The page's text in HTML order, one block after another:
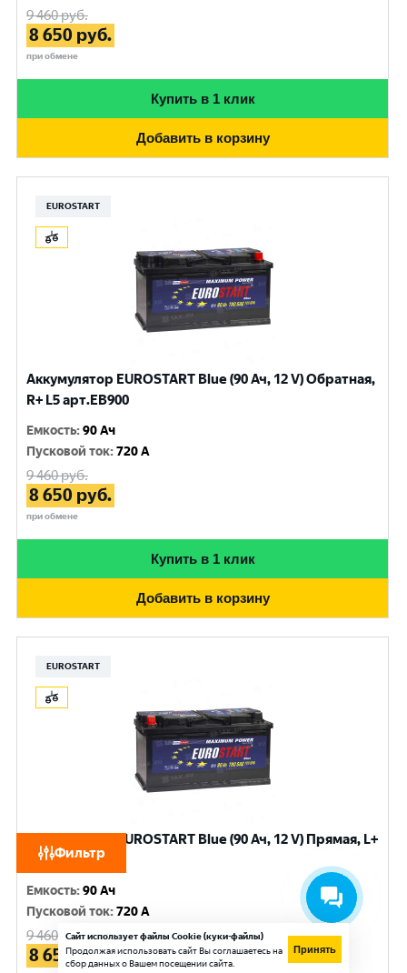
Фильтр
9 460руб.
8 650 руб.
при обмене
Купить в 1 клик
Добавить в корзину
EUROSTART
Аккумулятор EUROSTART Blue (90 Ач, 12 V) Обратная,
R+ L5 арт.EB900
Емкость:90 Ач
Пусковой ток:720 A
9 460руб.
8 650 руб.
при обмене
Купить в 1 клик
Добавить в корзину
EUROSTART
Аккумулятор EUROSTART Blue (90 Ач, 12 V) Прямая, L+
L5 арт.EB901
Емкость:90 Ач
Пусковой ток:720 A
9 460 руб.
8 650руб.
Сайт использует файлы Cookie (куки-файлы)
Продолжая использовать сайт Вы соглашаетесь на
сбор данных о Вашем посещении сайта.
Принять